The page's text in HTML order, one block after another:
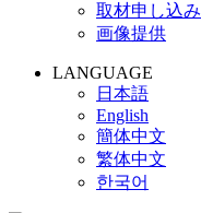
取材申し込み
画像提供
LANGUAGE
日本語
English
簡体中文
繁体中文
한국어